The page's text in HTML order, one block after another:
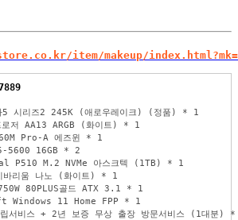
item/makeup/
5 시리즈2 245K (애로우레이크) (정품) * 1
로저 AA13 ARGB (화이트) * 1
Pro-A 에즈윈 * 1
5600 16GB * 2
P510 M.2 NVMe 아스크텍 (1TB) * 1
바리움 나노 (화이트) * 1
80PLUS골드 ATX 3.1 * 1
Windows 11 Home FPP * 1
립서비스 + 2년 보증 무상 출장 방문서비스 (1대분)